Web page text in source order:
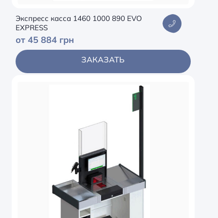
Экспресс касса 1460 1000 890 EVO
EXPRESS
от 45 884 грн
ЗАКАЗАТЬ